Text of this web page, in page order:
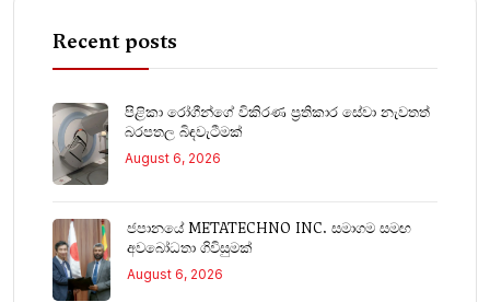
Recent posts
පිළිකා රෝගීන්ගේ විකිරණ ප්‍රතිකාර සේවා නැවතත්
බරපතල බිඳවැටීමක්
August 6, 2026
ජපානයේ METATECHNO INC. සමාගම සමඟ
අවබෝධතා ගිවිසුමක්
August 6, 2026